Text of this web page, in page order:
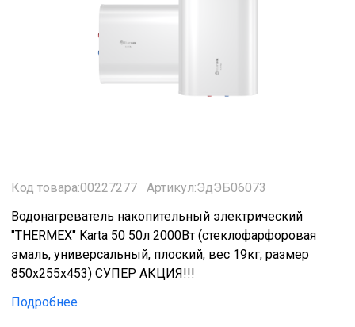
Код товара:00227277
Артикул:ЭдЭБ06073
Водонагреватель накопительный электрический
"THERMEX" Karta 50 50л 2000Вт (стеклофарфоровая
эмаль, универсальный, плоский, вес 19кг, размер
850x255x453) СУПЕР АКЦИЯ!!!
Подробнее